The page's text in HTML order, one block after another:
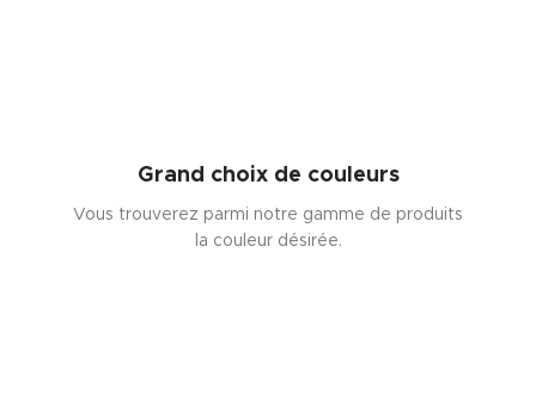
Grand choix de couleurs
Vous trouverez parmi notre gamme de produits
la couleur désirée.